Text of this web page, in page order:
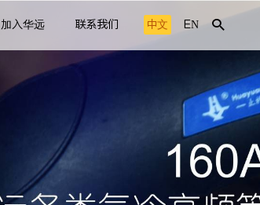
加入华远 联系我们 中文 EN 